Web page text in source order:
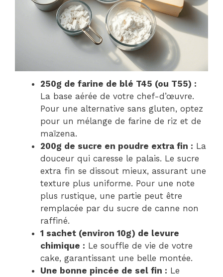
250g de farine de blé T45 (ou T55) :
La base aérée de votre chef-d’œuvre.
Pour une alternative sans gluten, optez
pour un mélange de farine de riz et de
maïzena.
200g de sucre en poudre extra fin : La
douceur qui caresse le palais. Le sucre
extra fin se dissout mieux, assurant une
texture plus uniforme. Pour une note
plus rustique, une partie peut être
remplacée par du sucre de canne non
raffiné.
1 sachet (environ 10g) de levure
chimique : Le souffle de vie de votre
cake, garantissant une belle montée.
Une bonne pincée de sel fin : Le